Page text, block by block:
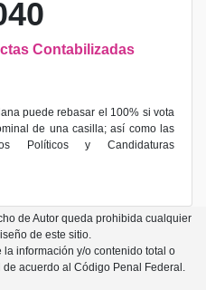
Contabilizadas
puede rebasar el 100% si vota
de una casilla; así como las
Políticos y Candidaturas
de Autor queda prohibida cualquier
de este sitio.
información y/o contenido total o
acuerdo al Código Penal Federal.